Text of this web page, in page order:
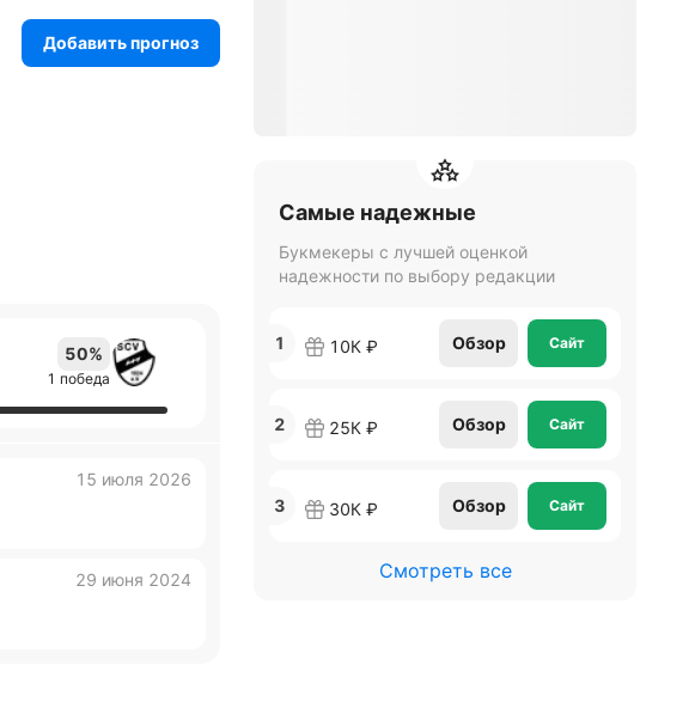
Добавить прогноз
50%
1 победа
15 июля 2026
29 июня 2024
Самые надежные
Букмекеры с лучшей оценкой
надежности по выбору редакции
1 10К ₽ Обзор Сайт
2 25К ₽ Обзор Сайт
3 30К ₽ Обзор Сайт
Смотреть все